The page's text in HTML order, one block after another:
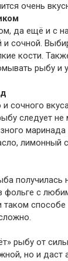
очень
да ещё и с
и сочной.
кости.
рыбу и
сочного
следует не
маринада
лимонный
получилась
фольге с
способе
рыбу от
но и даст